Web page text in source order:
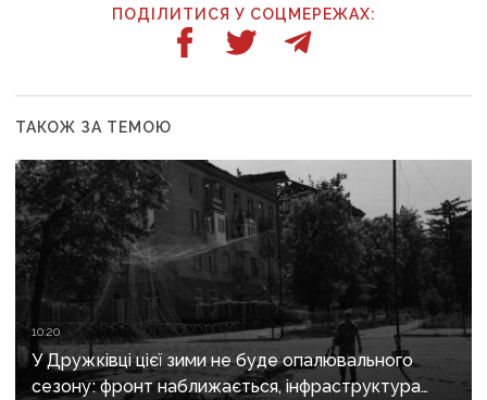
ПОДІЛИТИСЯ У СОЦМЕРЕЖАХ:
ТАКОЖ ЗА ТЕМОЮ
10:20
У Дружківці цієї зими не буде опалювального
сезону: фронт наближається, інфраструктура